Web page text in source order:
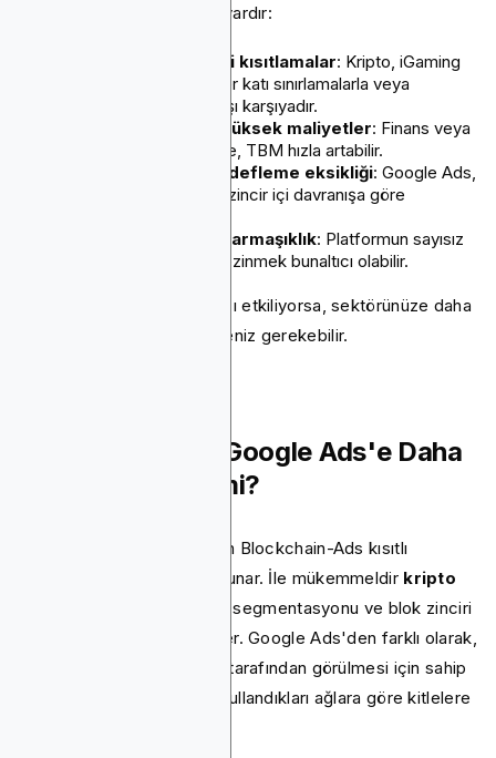
pazarlar için dezavantajları vardır:
Endüstriler üzerindeki kısıtlamalar: Kripto, iGaming
ve bazı finansal hizmetler katı sınırlamalarla veya
doğrudan yasaklarla karşı karşıyadır.
Rekabetçi nişler için yüksek maliyetler: Finans veya
e-ticaret gibi sektörlerde, TBM hızla artabilir.
Blockchain'e özgü hedefleme eksikliği: Google Ads,
cüzdan etkinliğine veya zincir içi davranışa göre
Yeni başlayanlar için karmaşıklık: Platformun sayısız
araç ve seçeneğinde gezinmek bunaltıcı olabilir.
Bu zorluklar kampanyalarınızı etkiliyorsa, sektörünüze daha
uygun alternatifleri düşünmeniz gerekebilir.
Blockchain-Ads, Google Ads'e Daha
İyi Bir Alternatif mi?
Sizin gibi reklamverenler için Blockchain-Ads kısıtlı
sektörlerde net avantajlar sunar. İle mükemmeldir kripto
cüzdan segmentasyonu ve blok zinciri
etkinlik takibi gibi seçenekler. Google Ads'den farklı olarak,
reklamlarınızın doğru kişiler tarafından görülmesi için sahip
oldukları belirteçlere veya kullandıkları ağlara göre kitlelere